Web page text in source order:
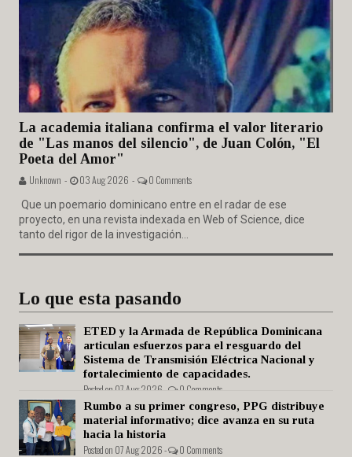
La academia italiana confirma el valor literario
de "Las manos del silencio", de Juan Colón, "El
Poeta del Amor"
Unknown - 03 Aug 2026 - 0 Comments
Que un poemario dominicano entre en el radar de ese
proyecto, en una revista indexada en Web of Science, dice
tanto del rigor de la investigación...
Lo que esta pasando
ETED y la Armada de República Dominicana
articulan esfuerzos para el resguardo del
Sistema de Transmisión Eléctrica Nacional y
fortalecimiento de capacidades.
Posted on 07 Aug 2026 - 0 Comments
Rumbo a su primer congreso, PPG distribuye
material informativo; dice avanza en su ruta
hacia la historia
Posted on 07 Aug 2026 - 0 Comments